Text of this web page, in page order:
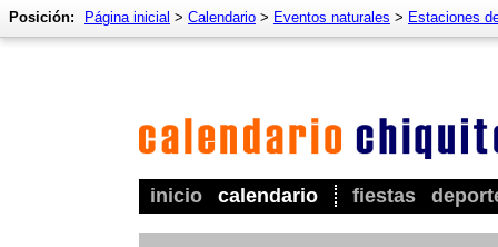
inicio calendario fiestas
Posición: Página inicial > Calendario > Eventos naturales > Estaciones